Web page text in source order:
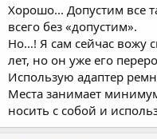
Хорошо... Допустим все
всего без «допустим».
Но…! Я сам сейчас вожу
лет, но он уже его
Использую адаптер
Места занимает
носить с собой и